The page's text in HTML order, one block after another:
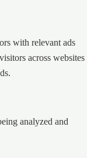
with relevant ads
across websites
analyzed and